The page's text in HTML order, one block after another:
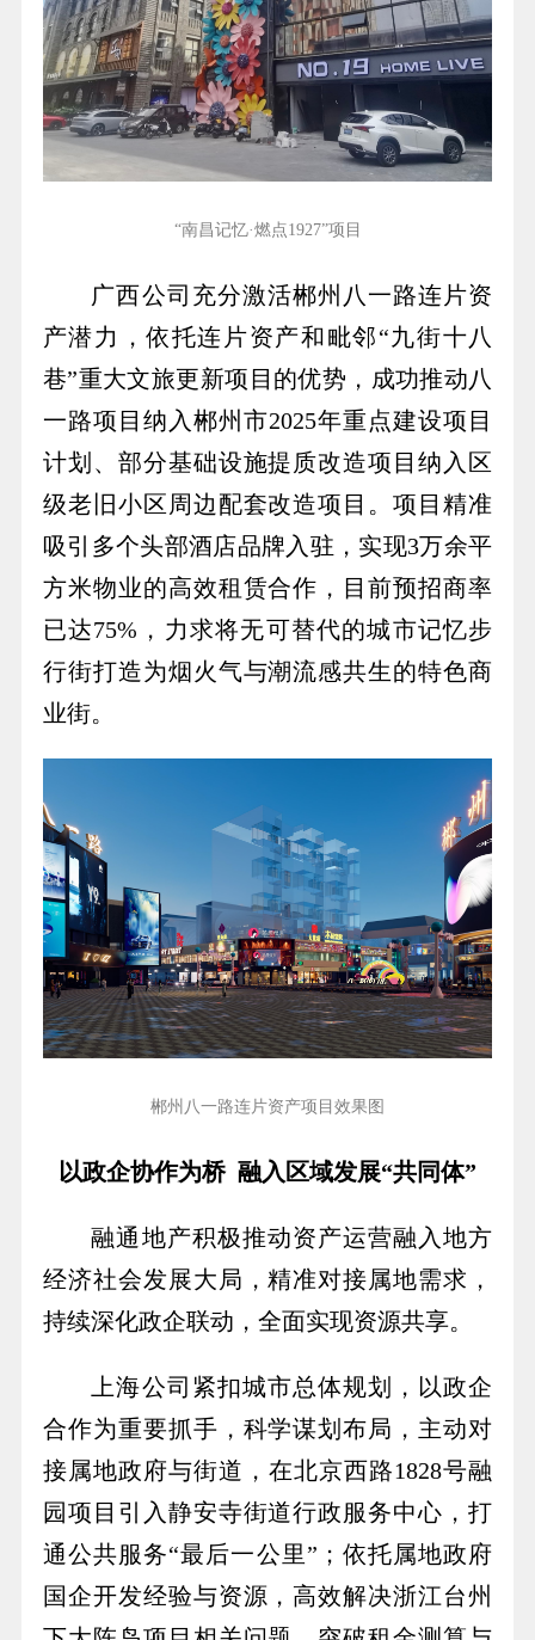
“南昌记忆·燃点1927”项目
广西公司 充分激活郴州八一路连片资
产潜力，依托连片资产和毗邻“九街十八
巷”重大文旅更新项目的优势，成功推动八
一路项目纳入郴州市2025年重点建设项目
计划、部分基础设施提质改造项目纳入区
级老旧小区周边配套改造项目。项目精准
吸引多个头部酒店品牌入驻，实现3万余平
方米物业的高效租赁合作，目前预招商率
已达75%，力求将无可替代的城市记忆步
行街打造为烟火气与潮流感共生的特色商
业街。
郴州八一路连片资产项目效果图
以政企协作为桥 融入区域发展“共同体”
融通地产积极推动资产运营融入地方
经济社会发展大局，精准对接属地需求，
持续深化政企联动，全面实现资源共享。
上海公司 紧扣城市总体规划，以政企
合作为重要抓手，科学谋划布局，主动对
接属地政府与街道，在北京西路1828号融
园项目引入静安寺街道行政服务中心，打
通公共服务“最后一公里”；依托属地政府
国企开发经验与资源，高效解决浙江台州